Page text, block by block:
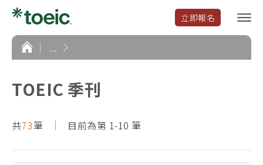
立即報名
選
單
首
頁
...
TOEIC 季刊
共73筆 目前為第 1-10 筆